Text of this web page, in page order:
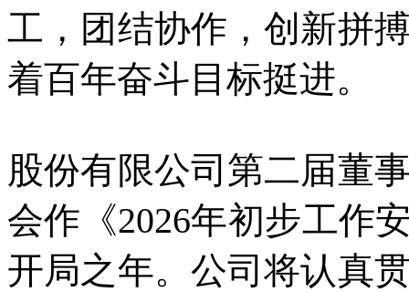
工，团结协作，创新拼
着百年奋斗目标挺进。
股份有限公司第二届董
会作《2026年初步工作
开局之年。公司将认真